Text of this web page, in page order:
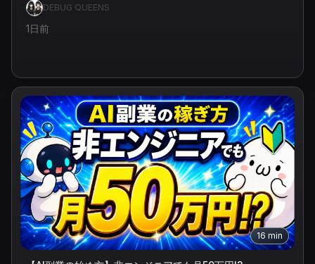
DEBUG QUEENS
1日前
16 min